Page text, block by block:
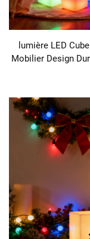
lumière LED
Mobilier Design